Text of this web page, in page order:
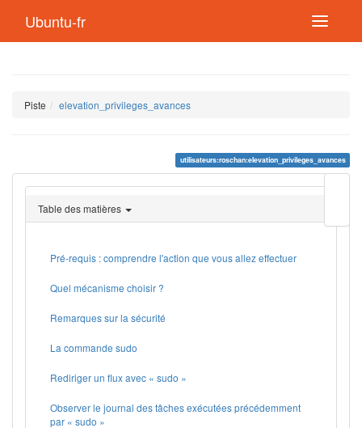
Ubuntu-fr
Piste elevation_privileges_avances
utilisateurs:roschan:elevation_privileges_avances
page
Table des matières
Pré-requis : comprendre l'action que vous allez effectuer
Quel mécanisme choisir ?
Remarques sur la sécurité
La commande sudo
Rediriger un flux avec « sudo »
Observer le journal des tâches exécutées précédemment
par « sudo »